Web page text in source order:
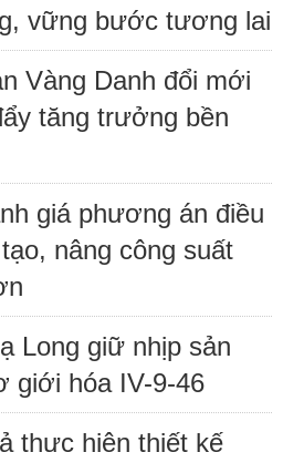
vững bước tương lai
Vàng Danh đổi mới
tăng trưởng bền
giá phương án điều
nâng công suất
Long giữ nhịp sản
giới hóa IV-9-46
thực hiện thiết kế